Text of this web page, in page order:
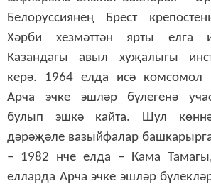
Белоруссиянең Брест
Хәрби хезмәттән ярты елга
Казандагы авыл хуҗалыгы
керә. 1964 елда исә комсомол
Арча эчке эшләр бүлегенә
булып эшкә кайта. Шул
дәрәҗәле вазыйфалар
– 1982 нче елда – Кама
елларда Арча эчке эшләр